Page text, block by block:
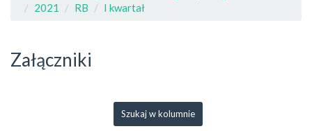
2021
RB I kwartał
Załączniki
Szukaj w kolumnie